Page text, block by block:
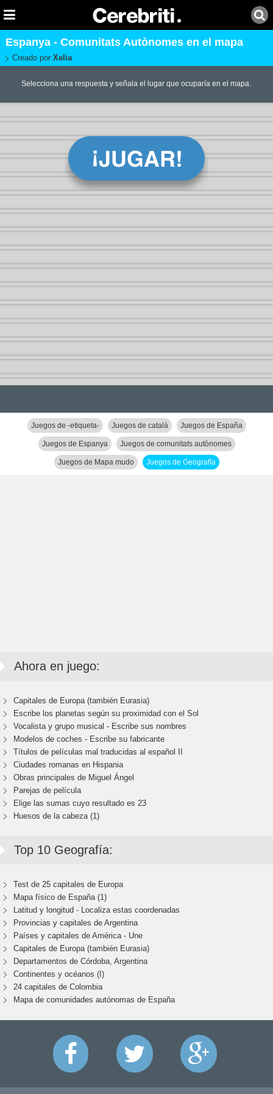
Espanya - Comunitats Autònomes en el mapa
Creado por:Xelia
Selecciona una respuesta y señala el lugar que ocuparía en el mapa.
Juegos de -etiqueta- Juegos de català Juegos de España
Juegos de Espanya Juegos de comunitats autònomes
Juegos de Mapa mudo Juegos de Geografía
Ahora en juego:
Capitales de Europa (también Eurasia)
Escribe los planetas según su proximidad con el Sol
Vocalista y grupo musical - Escribe sus nombres
Modelos de coches - Escribe su fabricante
Títulos de películas mal traducidas al español II
Ciudades romanas en Hispania
Obras principales de Miguel Ángel
Parejas de película
Elige las sumas cuyo resultado es 23
Huesos de la cabeza (1)
Top 10 Geografía:
Test de 25 capitales de Europa
Mapa físico de España (1)
Latitud y longitud - Localiza estas coordenadas
Provincias y capitales de Argentina
Países y capitales de América - Une
Capitales de Europa (también Eurasia)
Departamentos de Córdoba, Argentina
Continentes y océanos (I)
24 capitales de Colombia
Mapa de comunidades autónomas de España